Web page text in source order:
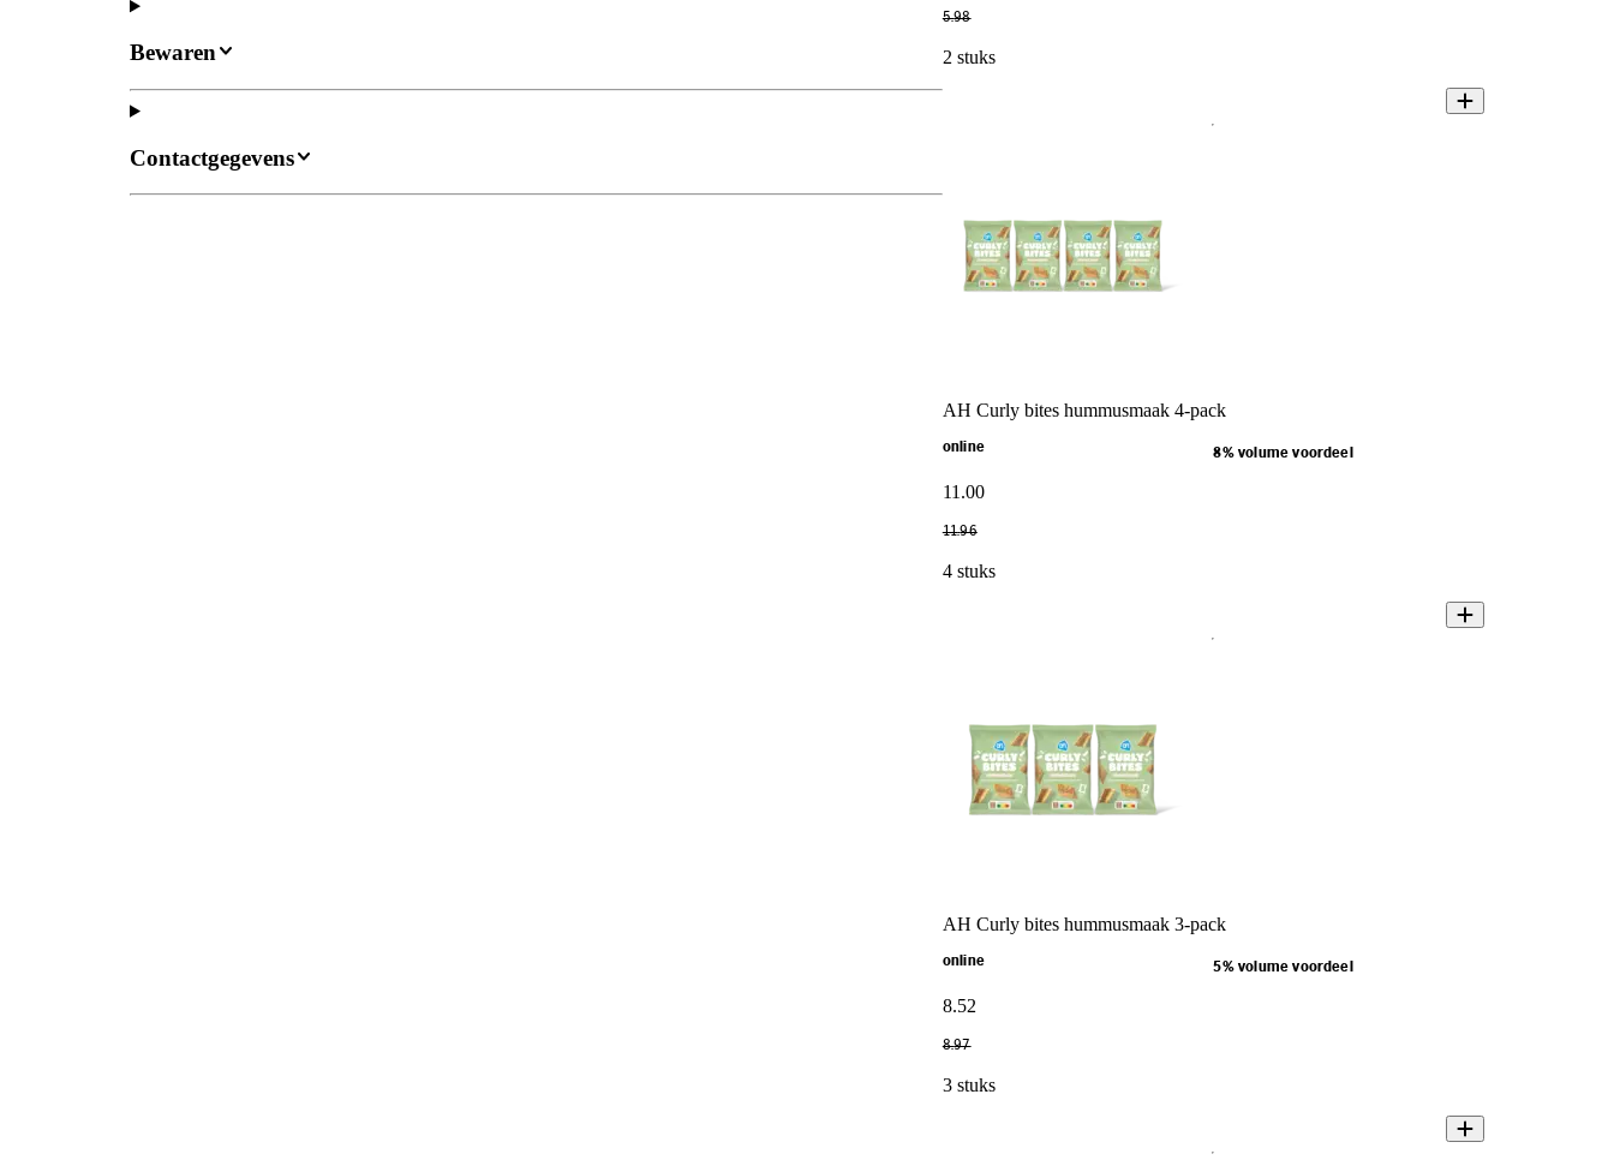
Bewaren
Contactgegevens
5.98
2 stuks
AH Curly bites hummusmaak 4-pack
online 8% volume voordeel
11 .00
11.96
4 stuks
AH Curly bites hummusmaak 3-pack
online 5% volume voordeel
8.52
8.97
3 stuks